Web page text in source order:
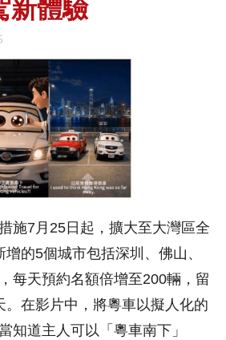
新體驗
施7月25日起，擴大至大灣區全
的5個城市包括深圳、佛山、
每天預約名額倍增至200輛，留
。在影片中，將粵車以擬人化的
知道主人可以「粵車南下」